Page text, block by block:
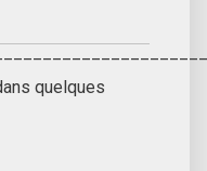
quelques